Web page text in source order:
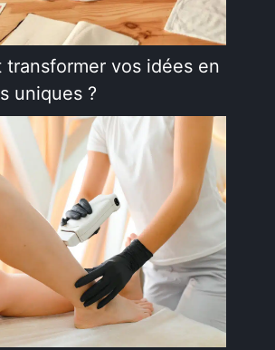
transformer vos idées en
uniques ?